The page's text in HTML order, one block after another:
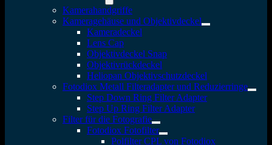
Kamerahandgriffe
Kameragehäuse und Objektivdeckel
Kameradeckel
Lens Cap
Objektivdeckel Snap
Objektivrückdeckel
Heliopan Objektivschutzdeckel
Fotodiox Metall Filteradapter und Reduzierringe
Step Down Ring Filter Adapter
Step Up Ring Filter Adapter
Filter für die Fotografie
Fotodiox Fotofilter
Polfilter CPL von Fotodiox